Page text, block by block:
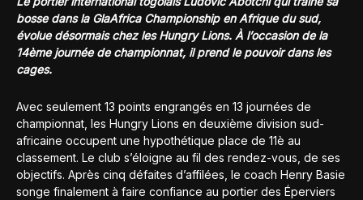
bosse dans la GlaAfrica Championship en Afrique du sud,
évolue désormais chez les Hungry Lions. À l’occasion de la
14ème journée de championnat, il prend le pouvoir dans les
cages.
Avec seulement 13 points engrangés en 13 journées de
championnat, les Hungry Lions en deuxième division sud-
africaine occupent une hypothétique place de 11è au
classement. Le club s’éloigne au fil des rendez-vous, de ses
objectifs. Après cinq défaites d’affilées, le coach Henry Basie
songe finalement à faire confiance au portier des Éperviers